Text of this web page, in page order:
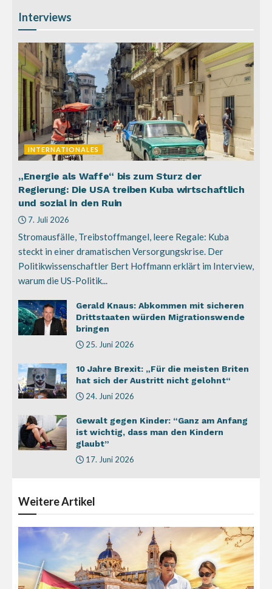
Interviews
INTERNATIONALES
„Energie als Waffe“ bis zum Sturz der
Regierung: Die USA treiben Kuba wirtschaftlich
und sozial in den Ruin
7. Juli 2026
Stromausfälle, Treibstoffmangel, leere Regale: Kuba
steckt in einer dramatischen Versorgungskrise. Der
Politikwissenschaftler Bert Hoffmann erklärt im Interview,
warum die US-Politik...
Gerald Knaus: Abkommen mit sicheren
Drittstaaten würden Migrationswende
bringen
25. Juni 2026
10 Jahre Brexit: „Für die meisten Briten
hat sich der Austritt nicht gelohnt“
24. Juni 2026
Gewalt gegen Kinder: “Ganz am Anfang
ist wichtig, dass man den Kindern
glaubt”
17. Juni 2026
WeitereArtikel